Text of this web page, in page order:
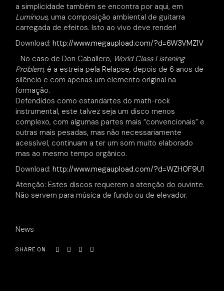
a simplicidade também se encontra por aqui, em
Luminous, uma composição ambiental de guitarra
carregada de efeitos. Isto ao vivo deve render!
Download:http://www.megaupload.com/?d=6W3VMZ1V
No caso de Don Caballero, World Class Listening
Problem, é a estreia pela Relapse, depois de 6 anos de
silêncio e com apenas um elemento original na
formação.
Defendidos como estandartes do math-rock
instrumental, este talvez seja um disco menos
complexo, com algumas partes mais “convencionais” e
outras mais pesadas, mas não necessariamente
acessível, continuam a ter um som muito elaborado
mas ao mesmo tempo orgânico.
Download:http://www.megaupload.com/?d=WZH0F9U1
Atenção: Estes discos requerem a atenção do ouvinte.
Não servem para música de fundo ou de elevador.
News
SHARE ON